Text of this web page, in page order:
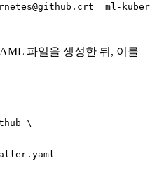
ml-
파일을 생성한 뒤, 이를
\